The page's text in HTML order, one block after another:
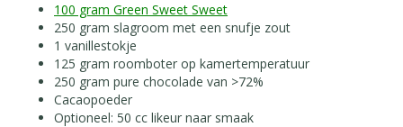
100 gram Green Sweet Sweet
250 gram slagroom met een snufje zout
1 vanillestokje
125 gram roomboter op kamertemperatuur
250 gram pure chocolade van >72%
Cacaopoeder
Optioneel: 50 cc likeur naar smaak